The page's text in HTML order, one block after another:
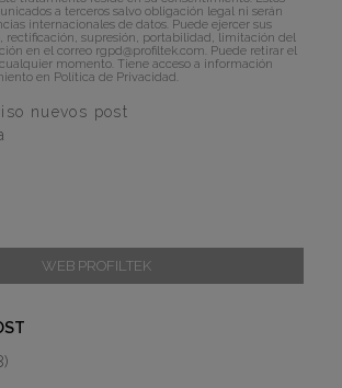
a terceros salvo obligación legal ni serán
internacionales de datos. Puede ejercer sus
rectificación, supresión, portabilidad, limitación del
en el correo rgpd@profiltek.com . Puede retirar el
momento. Tiene acceso a información
en Política de Privacidad
nuevos post
WEB PROFILTEK